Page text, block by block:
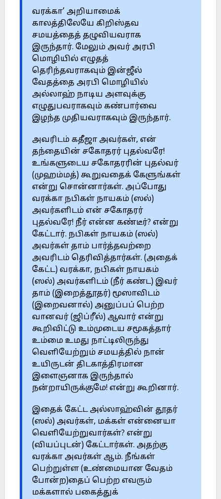
வரக்கா’ அறியாமைக்
காலத்திலேயே கிறிஸ்தவ
சமயத்தைத் தழுவியவராக
இருந்தார். மேலும் அவர் அரபி
மொழியில் எழுதத்
தெரிந்தவராகவும் இன்ஜீல்
வேதத்தை அரபி மொழியில்
அல்லாஹ் நாடிய அளவுக்கு
எழுதுபவராகவும் கண்பார்வை
இழந்த முதியவராகவும் இருந்தார்.
அவரிடம் கதீஜா அவர்கள், என்
தந்தையின் சகோதரர் புதல்வரே!
உங்களுடைய சகோதரரின் புதல்வர்
(முஹம்மத்) கூறுவதைக் கேளுங்கள்
என்று சொன்னார்கள். அப்போது
வரக்கா நபிகள் நாயகம் (ஸல்)
அவர்களிடம் என் சகோதரர்
புதல்வரே! நீர் என்ன கண்டீர்? என்று
கேட்டார். நபிகள் நாயகம் (ஸல்)
அவர்கள் தாம் பார்த்தவற்றை
அவரிடம் தெரிவித்தார்கள். (அதைக்
கேட்ட) வரக்கா, நபிகள் நாயகம்
(ஸல்) அவர்களிடம் (நீர் கண்ட) இவர்
தாம் (இறைத்தூதர்) மூஸாவிடம்
(இறைவனால்) அனுப்பப் பெற்ற
வானவர் (ஜிப்ரீல்) ஆவார் என்று
கூறிவிட்டு உம்முடைய சமூகத்தார்
உம்மை உமது நாட்டிலிருந்து
வெளியேற்றும் சமயத்தில் நான்
உயிருடன் திடகாத்திரமான
இளைஞனாக இருந்தால்
நன்றாயிருக்குமே! என்று கூறினார்.
இதைக் கேட்ட அல்லாஹ்வின் தூதர்
(ஸல்) அவர்கள், மக்கள் என்னையா
வெளியேற்றுவார்கள்? என்று
(வியப்புடன்) கேட்டார்கள். அதற்கு
வரக்கா அவர்கள் ஆம். நீங்கள்
பெற்றுள்ள (உண்மையான வேதம்
போன்ற)தைப் பெற்ற எவரும்
மக்களால் பகைத்துக்